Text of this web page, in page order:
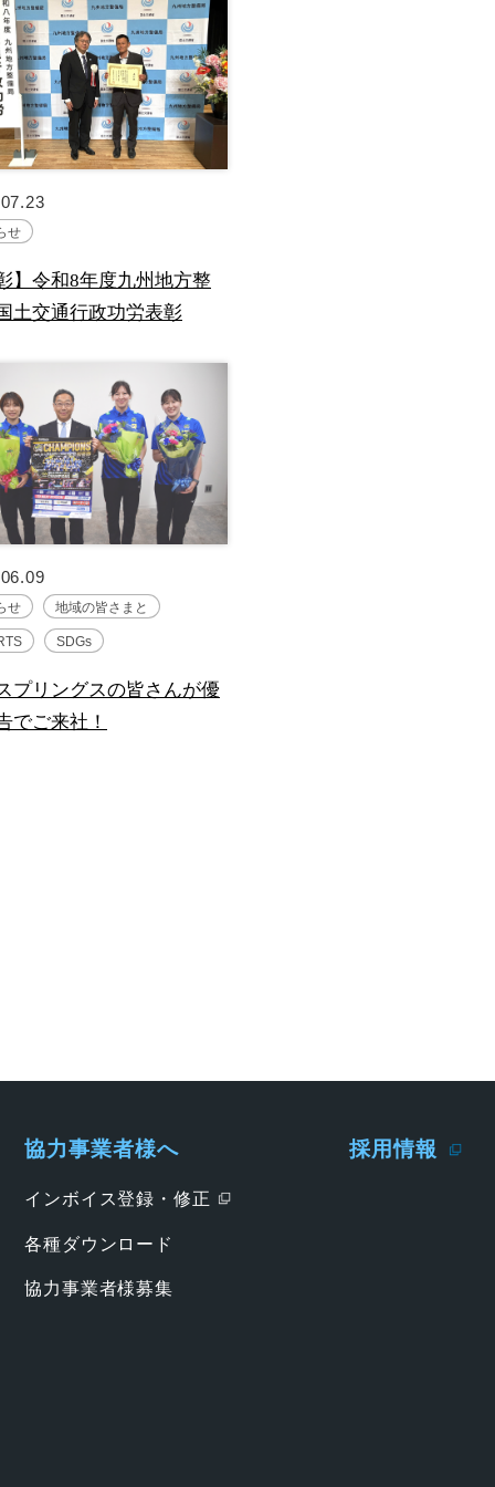
せ
】令和8年度九州地方整
土交通行政功労表彰
せ 地域の皆さまと
SDGs
プリングスの皆さんが優
でご来社！
協力事業者様へ
インボイス登録・修正
各種ダウンロード
協力事業者様募集
採用情報